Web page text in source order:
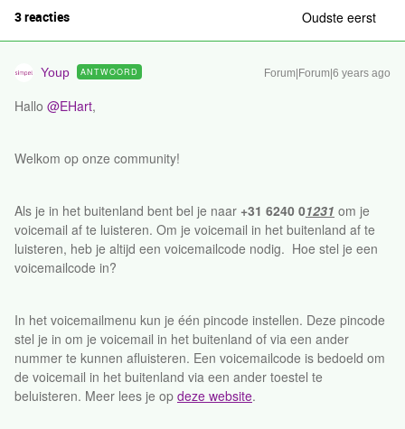
3 reacties Oudste eerst
Youp ANTWOORD Forum|Forum|6 years ago
Hallo @EHart,
Welkom op onze community!
Als je in het buitenland bent bel je naar +31 6240 01231 om je
voicemail af te luisteren. Om je voicemail in het buitenland af te
luisteren, heb je altijd een voicemailcode nodig. Hoe stel je een
voicemailcode in?
In het voicemailmenu kun je één pincode instellen. Deze pincode
stel je in om je voicemail in het buitenland of via een ander
nummer te kunnen afluisteren. Een voicemailcode is bedoeld om
de voicemail in het buitenland via een ander toestel te
beluisteren. Meer lees je op deze website.